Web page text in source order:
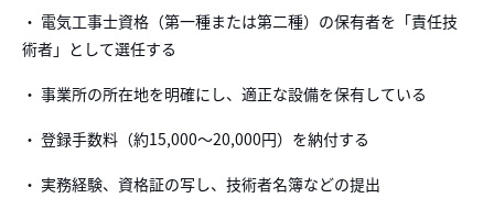
・ 電気工事士資格（第一種または第二種）の保有者を「責任技
術者」として選任する
・ 事業所の所在地を明確にし、適正な設備を保有している
・ 登録手数料（約15,000〜20,000円）を納付する
・ 実務経験、資格証の写し、技術者名簿などの提出